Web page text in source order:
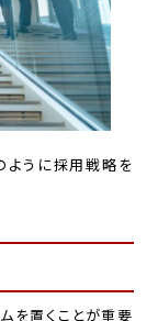
ように採用戦略を
を置くことが重要